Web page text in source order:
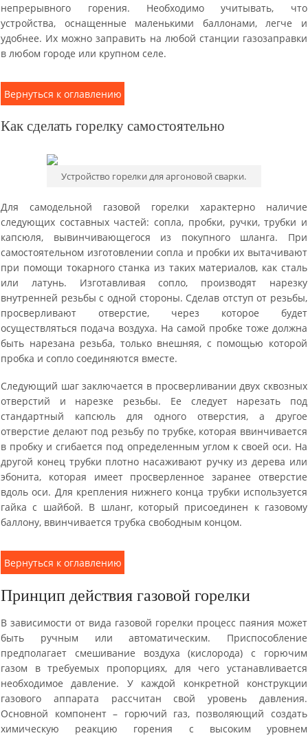
непрерывного горения. Необходимо учитывать, что
устройства, оснащенные маленькими баллонами, легче и
удобнее. Их можно заправить на любой станции газозаправки
в любом городе или крупном селе.
Вернуться к оглавлению
Как сделать горелку самостоятельно
Устройство горелки для аргоновой сварки.
Для самодельной газовой горелки характерно наличие
следующих составных частей: сопла, пробки, ручки, трубки и
капсюля, вывинчивающегося из покупного шланга. При
самостоятельном изготовлении сопла и пробки их вытачивают
при помощи токарного станка из таких материалов, как сталь
или латунь. Изготавливая сопло, производят нарезку
внутренней резьбы с одной стороны. Сделав отступ от резьбы,
просверливают отверстие, через которое будет
осуществляться подача воздуха. На самой пробке тоже должна
быть нарезана резьба, только внешняя, с помощью которой
пробка и сопло соединяются вместе.
Следующий шаг заключается в просверливании двух сквозных
отверстий и нарезке резьбы. Ее следует нарезать под
стандартный капсюль для одного отверстия, а другое
отверстие делают под резьбу по трубке, которая ввинчивается
в пробку и сгибается под определенным углом к своей оси. На
другой конец трубки плотно насаживают ручку из дерева или
эбонита, которая имеет просверленное заранее отверстие
вдоль оси. Для крепления нижнего конца трубки используется
гайка с шайбой. В шланг, который присоединен к газовому
баллону, ввинчивается трубка свободным концом.
Вернуться к оглавлению
Принцип действия газовой горелки
В зависимости от вида газовой горелки процесс паяния может
быть ручным или автоматическим. Приспособление
предполагает смешивание воздуха (кислорода) с горючим
газом в требуемых пропорциях, для чего устанавливается
необходимое давление. У каждой конкретной конструкции
газового аппарата рассчитан свой уровень давления.
Основной компонент – горючий газ, позволяющий создать
химическую реакцию горения с высоким уровнем